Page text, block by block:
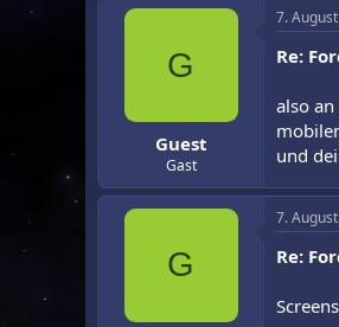
G
Guest
Gast
7.
Re:
also
und
G
7.
Re: